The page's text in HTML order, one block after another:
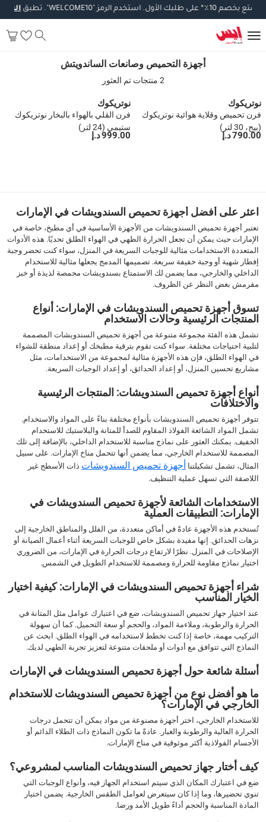
بخصم10 ٪*على طلبك الأول.استخدم الرمز"WELCOME10". تطبق الشروط
أجهزة التحميص وصانعات الساندويتش
أجهزة التحميص وصانعات الساندويتش
2 منتجات تم العثور
نوتريكوك
فرن تحميص وقلاية هوائية نوتريكوك
(بيج، 30 لتر)
790.00 د.إ
نوتريكوك
فرن القلي بالهواء بالبخار نوتريكوك
ستيمي (24 لتر)
999.00 د.إ
اعثر على أفضل أجهزة تحميص السندويشات في الإمارات
تعتبر أجهزة تحميص السندويشات من الأجهزة الأساسية في أي مطبخ، خاصة في
الإمارات حيث يمكن أن تجعل الحرارة الطهي في الهواء الطلق تحديًا. هذه الأدوات
المتعددة الاستخدامات مثالية للوجبات السريعة في المنزل، سواء كنت تحضر وجبة
إفطار شهية أو وجبة خفيفة سريعة. تصميمها المدمج يجعلها مثالية للاستخدام
الداخلي والخارجي، مما يضمن لك الاستمتاع بسندويشات محمصة لذيذة أو خبز
مقرمش بغض النظر عن الظروف.
تسوق أجهزة تحميص السندويشات في الإمارات: أنواع
المنتجات الرئيسية وحالات الاستخدام
تشمل هذه الفئة مجموعة متنوعة من أجهزة تحميص السندويشات المصممة
لتلبية احتياجات مختلفة. سواء كنت تقوم بترقية مطبخك أو إعداد منطقة للشواء
في الهواء الطلق، فإن هذه الأجهزة مثالية لمجموعة من الاستخدامات، مثل
مشاريع تحسين المنزل، أو إعداد الحدائق، أو إعداد الوجبات السريعة.
أنواع أجهزة تحميص السندويشات: المنتجات الرئيسية
والاختلافات
تتوفر أجهزة تحميص السندويشات بأنواع مختلفة بناءً على المواد والاستخدام.
تشمل المواد الشائعة الفولاذ المقاوم للصدأ للمتانة والبلاستيك للاستخدام
الخفيف. يمكنك العثور على نماذج مناسبة للاستخدام الداخلي، بالإضافة إلى تلك
المصممة للاستخدام الخارجي، مما يضمن أنها تتحمل مناخ الإمارات. على سبيل
المثال، تشمل تشكيلتنا أجهزة تحميص السندويشات ذات الأسطح غير
اللاصقة التي تسهل عملية التنظيف.
الاستخدامات الشائعة لأجهزة تحميص السندويشات في
الإمارات: التطبيقات العملية
تُستخدم هذه الأجهزة عادةً في أماكن متعددة، من الفلل والمناطق الخارجية إلى
نزهات الحدائق. إنها مفيدة بشكل خاص للوجبات السريعة أثناء أعمال الصيانة أو
الإصلاحات في المنزل. نظرًا لارتفاع درجات الحرارة في الإمارات، من الضروري
اختيار نماذج مقاومة للحرارة ومصممة للاستخدام الطويل في الشمس.
شراء أجهزة تحميص السندويشات في الإمارات: كيفية اختيار
الخيار المناسب
عند اختيار جهاز تحميص السندويشات، ضع في اعتبارك عوامل مثل المتانة في
الحرارة والرطوبة، وملاءمة المواد، والحجم أو سعة التحميل. كما أن سهولة
التركيب مهمة، خاصة إذا كنت تخطط لاستخدامه في الهواء الطلق. ابحث عن
النماذج التي تتوافق مع أدوات أو ملحقات متنوعة لتعزيز تجربة الطهي لديك.
أسئلة شائعة حول أجهزة تحميص السندويشات في الإمارات
ما هو أفضل نوع من أجهزة تحميص السندويشات للاستخدام
الخارجي في الإمارات؟
للاستخدام الخارجي، اختر أجهزة مصنوعة من مواد يمكن أن تتحمل درجات
الحرارة العالية والرطوبة والغبار. عادةً ما تكون النماذج ذات الطلاء الدائم أو
الأجسام الفولاذية أكثر موثوقية في مناخ الإمارات.
كيف أختار جهاز تحميص السندويشات المناسب لمشروعي؟
ضع في اعتبارك المكان الذي سيتم استخدام الجهاز فيه، وأنواع الوجبات التي
تنوي تحضيرها، وما إذا كان سيتعرض لعوامل الطقس الخارجية. يضمن اختيار
المادة المناسبة والحجم أداءً طويل الأمد ورضا.